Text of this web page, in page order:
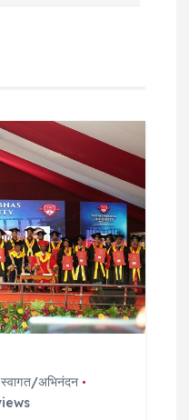
स्वागत/अभिनंदन